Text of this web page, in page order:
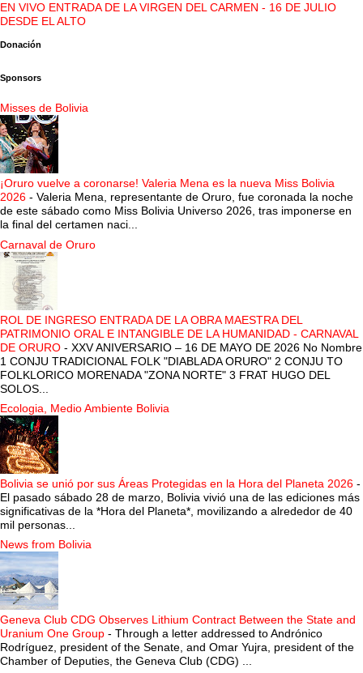
EN VIVO ENTRADA DE LA VIRGEN DEL CARMEN - 16 DE JULIO
DESDE EL ALTO
Donación
Sponsors
Misses de Bolivia
¡Oruro vuelve a coronarse! Valeria Mena es la nueva Miss Bolivia
2026 - Valeria Mena, representante de Oruro, fue coronada la noche
de este sábado como Miss Bolivia Universo 2026, tras imponerse en
la final del certamen naci...
Carnaval de Oruro
ROL DE INGRESO ENTRADA DE LA OBRA MAESTRA DEL
PATRIMONIO ORAL E INTANGIBLE DE LA HUMANIDAD - CARNAVAL
DE ORURO - XXV ANIVERSARIO – 16 DE MAYO DE 2026 No Nombre
1 CONJU TRADICIONAL FOLK "DIABLADA ORURO" 2 CONJU TO
FOLKLORICO MORENADA "ZONA NORTE" 3 FRAT HUGO DEL
SOLOS...
Ecologia, Medio Ambiente Bolivia
Bolivia se unió por sus Áreas Protegidas en la Hora del Planeta 2026 -
El pasado sábado 28 de marzo, Bolivia vivió una de las ediciones más
significativas de la *Hora del Planeta*, movilizando a alrededor de 40
mil personas...
News from Bolivia
Geneva Club CDG Observes Lithium Contract Between the State and
Uranium One Group - Through a letter addressed to Andrónico
Rodríguez, president of the Senate, and Omar Yujra, president of the
Chamber of Deputies, the Geneva Club (CDG) ...